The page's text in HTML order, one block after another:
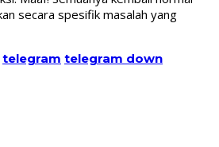
secara spesifik masalah yang
telegram telegram down